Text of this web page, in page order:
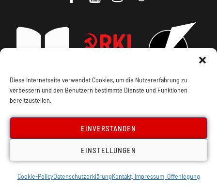
Diese Internetseite verwendet Cookies, um die Nutzererfahrung zu
verbessern und den Benutzern bestimmte Dienste und Funktionen
bereitzustellen.
EINVERSTANDEN
EINSTELLUNGEN
Cookie-PolicyDatenschutzerklärungKontakt, Impressum, Offenlegung
Impressum, Offenlegung
Datenschutz Kontakt